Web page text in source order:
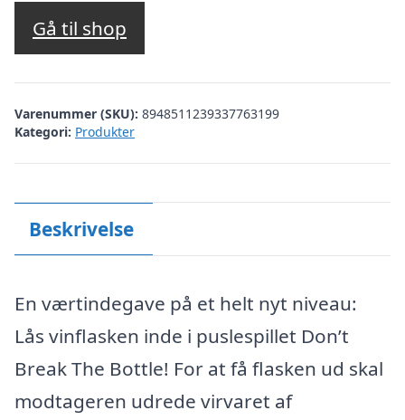
Gå til shop
Varenummer (SKU): 8948511239337763199
Kategori: Produkter
Beskrivelse
En værtindegave på et helt nyt niveau:
Lås vinflasken inde i puslespillet Don’t
Break The Bottle! For at få flasken ud skal
modtageren udrede virvaret af